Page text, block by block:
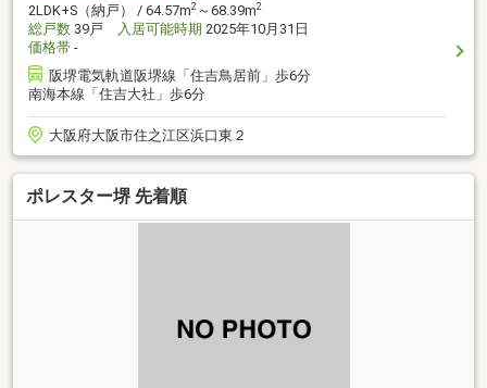
2LDK+S（納戸） / 64.57m2 ～68.39m2
総戸数 39戸 入居可能時期 2025年10月31日
価格帯 -
阪堺電気軌道阪堺線「住吉鳥居前」歩6分
南海本線「住吉大社」歩6分
大阪府大阪市住之江区浜口東２
ポレスター堺 先着順